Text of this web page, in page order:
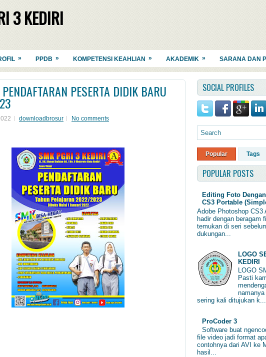
3 KEDIRI
» PPDB » KOMPETENSI KEAHLIAN » AKADEMIK » SARANA DAN
PESERTA DIDIK BARU
downloadbrosur No comments
SOCIAL PROFILES
Popular Tags
POPULAR POSTS
Editing Foto
CS3 Portable
Adobe Photoshop CS3
hadir dengan beragam
temukan di seri
dukungan...
LOGO
KEDIRI
LOGO
Pasti
sering kali ditujukan k...
ProCoder 3
Software buat
file video jadi format
contohnya dari AVI ke
hasil...